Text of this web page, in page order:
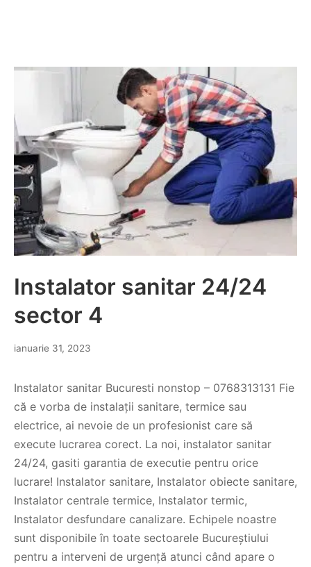
Instalator sanitar 24/24
sector 4
ianuarie 31, 2023
Instalator sanitar Bucuresti nonstop – 0768313131 Fie
că e vorba de instalații sanitare, termice sau
electrice, ai nevoie de un profesionist care să
execute lucrarea corect. La noi, instalator sanitar
24/24, gasiti garantia de executie pentru orice
lucrare! Instalator sanitare, Instalator obiecte sanitare,
Instalator centrale termice, Instalator termic,
Instalator desfundare canalizare. Echipele noastre
sunt disponibile în toate sectoarele Bucureștiului
pentru a interveni de urgență atunci când apare o